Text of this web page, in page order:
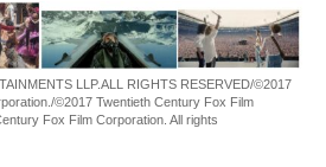
LLP.ALL RIGHTS RESERVED/©2017
©2017 Twentieth Century Fox Film
Fox Film Corporation. All rights